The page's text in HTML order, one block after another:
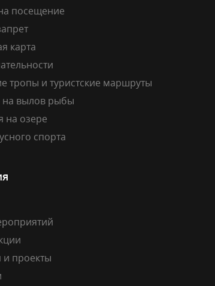
посещение
карта
тропы и туристские маршруты
на вылов рыбы
на озере
спорта
проекты